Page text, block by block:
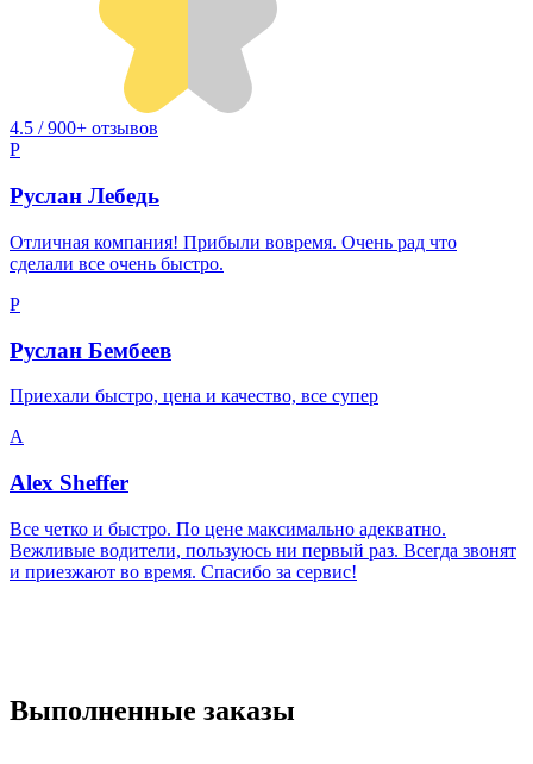
4.5 / 900+ отзывов
Р
Руслан Лебедь
Отличная компания! Прибыли вовремя. Очень рад что
сделали все очень быстро.
Р
Руслан Бембеев
Приехали быстро, цена и качество, все супер
A
Alex Sheffer
Все четко и быстро. По цене максимально адекватно.
Вежливые водители, пользуюсь ни первый раз. Всегда звонят
и приезжают во время. Спасибо за сервис!
Выполненные заказы